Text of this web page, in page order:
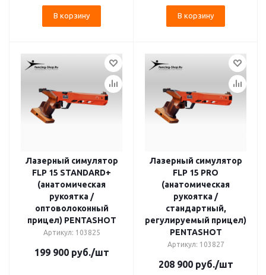
В корзину В корзину
Лазерный симулятор
FLP 15 STANDARD+
(анатомическая
рукоятка /
оптоволоконный
прицел) PENTASHOT
Артикул: 103825
199 900руб./шт
Лазерный симулятор
FLP 15 PRO
(анатомическая
рукоятка /
стандартный,
регулируемый прицел)
PENTASHOT
Артикул: 103827
208 900руб./шт